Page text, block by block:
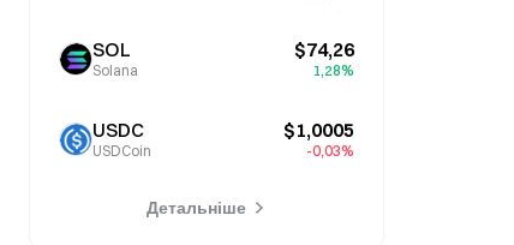
SOL
Solana
$74,26
1,28%
USDC
USDCoin
$1,0005
-0,03%
Детальніше